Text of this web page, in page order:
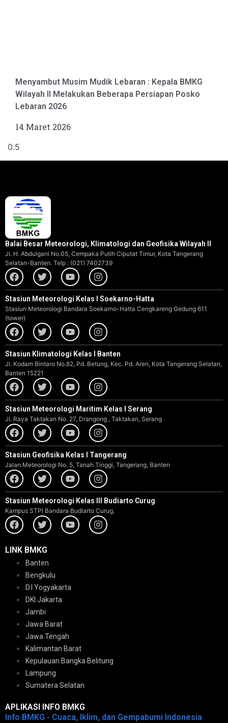
Menyambut Musim Mudik Lebaran : Kepala BMKG
Wilayah II Melakukan Beberapa Persiapan Posko
Lebaran 2026
14 Maret 2026
Balai Besar Meteorologi, Klimatologi dan Geofisika Wilayah II
Jl. H. Abdulgani No.05, Cempaka Putih Ciputat Timur, Kota Tangerang
Selatan-Banten. Telp : (021) 7402739
Stasiun Meteorologi Kelas I Soekarno-Hatta
Stasiun Meteorologi Bandara Soekarno-Hatta Cengkareng Gedung 611
(tower)
Stasiun Klimatologi Kelas I Banten
Jl. Kodam Bintaro No.82, Pd. Betung, Kec. Pd. Aren, Kota Tangerang Selatan,
Banten 15221
Stasiun Meteorologi Maritim Kelas I Serang
Jl. Raya Taktakan No. 27, Drangong , Taktakan, Serang
Stasiun Geofisika Kelas I Tangerang
Jalan Meteorologi No. 5, Tanah Tinggi, Tangerang, Banten
Stasiun Meteorologi Kelas III Budiarto Curug
Kampus STPI Bandara Budiarto Curug,
LINK BMKG
Banten
Bengkulu
D.I Yogyakarta
DKI Jakarta
Jambi
Jawa Barat
Jawa Tengah
Kalimantan Barat
Kepulauan Bangka Belitung
Lampung
Sumatera Selatan
APLIKASI INFO BMKG
Info BMKG - Cuaca, Iklim, dan Gempabumi Indonesia